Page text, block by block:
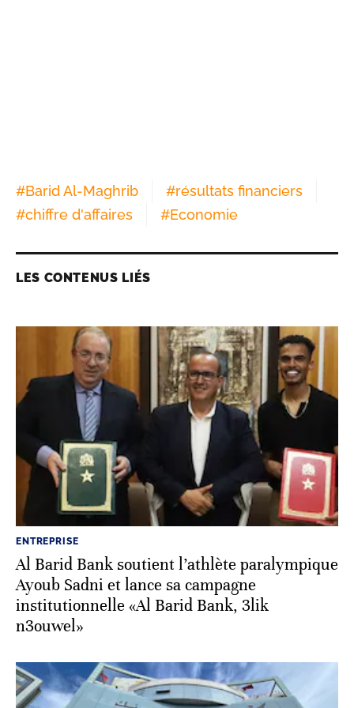
#Barid Al-Maghrib #résultats financiers
#chiffre d'affaires #Economie
LES CONTENUS LIÉS
ENTREPRISE
Al Barid Bank soutient l’athlète paralympique
Ayoub Sadni et lance sa campagne
institutionnelle «Al Barid Bank, 3lik
n3ouwel»